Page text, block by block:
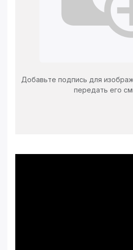
Добавьте подпись для
передать его